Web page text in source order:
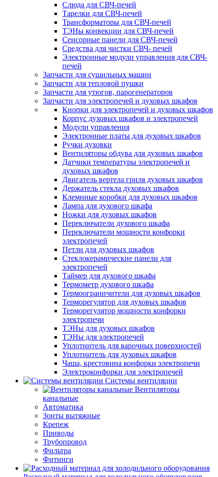
Слюда для СВЧ-печей
Тарелки для СВЧ-печей
Трансформаторы для СВЧ-печей
ТЭНы конвекции для СВЧ-печей
Сенсорные панели для СВЧ-печей
Средства для чистки СВЧ- печей
Электронные модули управления для СВЧ-
печей
Запчасти для сушильных машин
Запчасти для тепловой пушки
Запчасти для утюгов, парогенераторов
Запчасти для электропечей и духовых шкафов
Кнопки для электропечей и духовых шкафов
Корпус духовых шкафов и электропечей
Модули управления
Электронные платы для духовых шкафов
Ручки духовки
Вентиляторы обдува для духовых шкафов
Датчики температуры электропечей и
духовых шкафов
Двигатель вертела гриля духовых шкафов
Держатель стекла духовых шкафов
Клемнные коробки для духовых шкафов
Лампа для духового шкафа
Ножки для духовых шкафов
Переключатели духового шкафа
Переключатели мощности конфорки
электропечей
Петли для духовых шкафов
Стеклокерамические панели для
электропечей
Таймер для духового шкафа
Термометр духового шкафа
Термоограничители для духовых шкафов
Терморегулятор для духовых шкафов
Терморегулятор мощности конфорки
электропечи
ТЭНы для духовых шкафов
ТЭНы для электропечей
Уплотнитель для варочных поверхностей
Уплотнитель для духовых шкафов
Чаша, крестовина конфорки электропечи
Электроконфорки для электропечей
Системы вентиляции
Вентиляторы
канальные
Автоматика
Зонты вытяжные
Крепеж
Приводы
Трубопровод
Фильтра
Фитинги